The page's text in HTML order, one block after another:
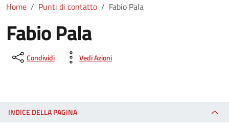
Home Punti di contatto Fabio Pala
Fabio Pala
Condividi Vedi Azioni
INDICE DELLA PAGINA